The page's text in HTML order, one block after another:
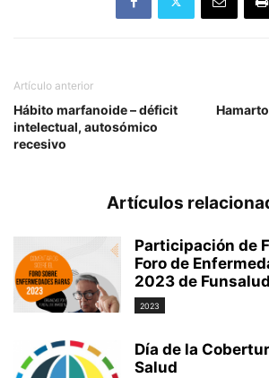
Artículo anterior
Hábito marfanoide – déficit
intelectual, autosómico
recesivo
Artículos
Participación de
Foro de
2023 de
2023
Día de la
Salud